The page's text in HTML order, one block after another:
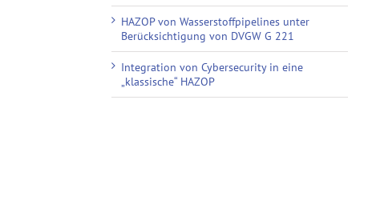
HAZOP von Wasserstoffpipelines unter
Berücksichtigung von DVGW G 221
Integration von Cybersecurity in eine
„klassische“ HAZOP